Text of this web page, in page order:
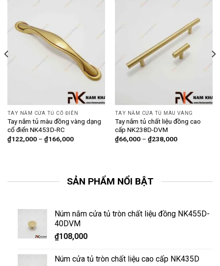
TAY NẮM CỬA TỦ CỔ ĐIỂN
Tay nắm tủ màu đồng vàng dạng
cổ điển NK453D-RC
₫122,000– ₫166,000
TAY NẮM CỬA TỦ MÀU VÀNG
Tay nắm tủ chất liệu đồng cao
cấp NK238D-DVM
₫66,000– ₫238,000
SẢN PHẨM NỔI BẬT
Núm nắm cửa tủ tròn chất liệu đồng NK455D-
40DVM
₫108,000
Núm cửa tủ tròn chất liệu cao cấp NK435D